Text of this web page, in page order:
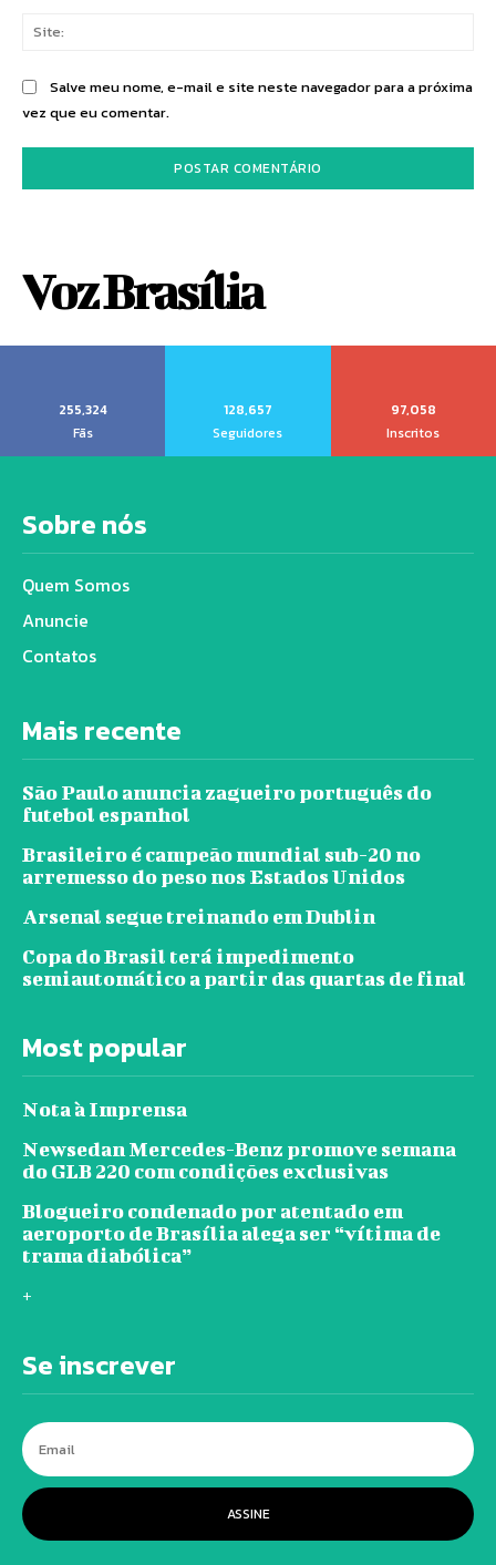
Salve meu nome, e-mail e site neste navegador para a próxima
vez que eu comentar.
Voz Brasília
255,324
Fãs
128,657
Seguidores
97,058
Inscritos
Sobre nós
Quem Somos
Anuncie
Contatos
Mais recente
São Paulo anuncia zagueiro português do
futebol espanhol
Brasileiro é campeão mundial sub-20 no
arremesso do peso nos Estados Unidos
Arsenal segue treinando em Dublin
Copa do Brasil terá impedimento
semiautomático a partir das quartas de final
Most popular
Nota à Imprensa
Newsedan Mercedes-Benz promove semana
do GLB 220 com condições exclusivas
Blogueiro condenado por atentado em
aeroporto de Brasília alega ser “vítima de
trama diabólica”
+
Se inscrever
ASSINE